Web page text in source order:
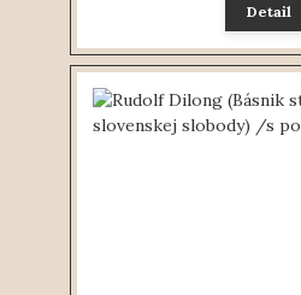
Detail